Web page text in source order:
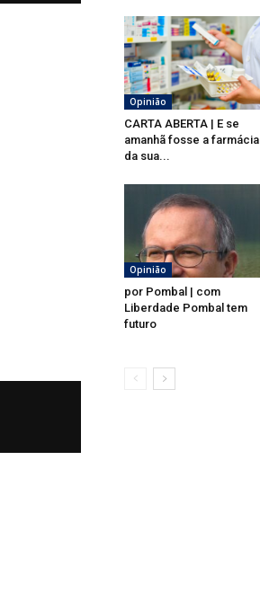
Opinião
CARTA ABERTA | E se
amanhã fosse a farmácia
da sua...
Opinião
por Pombal | com
Liberdade Pombal tem
futuro